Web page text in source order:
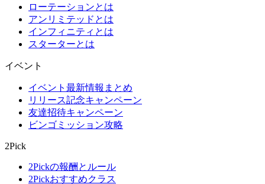
ローテーションとは
アンリミテッドとは
インフィニティとは
スターターとは
イベント
イベント最新情報まとめ
リリース記念キャンペーン
友達招待キャンペーン
ビンゴミッション攻略
2Pick
2Pickの報酬とルール
2Pickおすすめクラス